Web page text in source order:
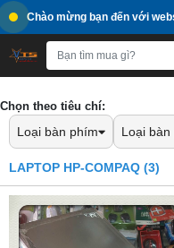
Chào mừng bạn đến với
Chọn theo tiêu chí:
Loại bàn phím Loại bàn
LAPTOP HP-COMPAQ (3)